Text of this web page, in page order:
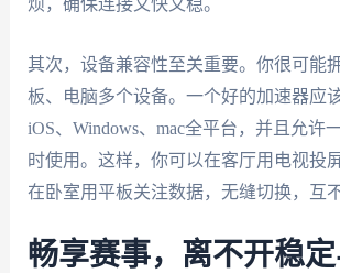
烦，确保连接又快又稳。
其次，设备兼容性至关重要。你很可能
板、电脑多个设备。一个好的加速器应
iOS、Windows、mac全平台，并且允许
时使用。这样，你可以在客厅用电视投
在卧室用平板关注数据，无缝切换，互不
畅享赛事，离不开稳